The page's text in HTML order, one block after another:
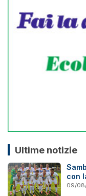
Ultime notizie
con
09/